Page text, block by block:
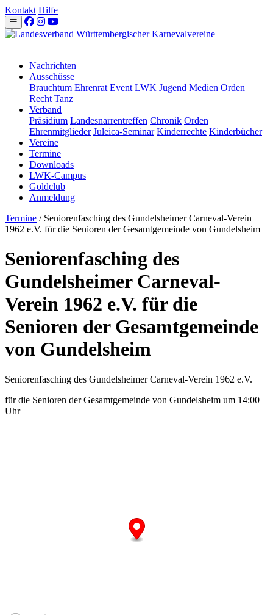
Kontakt Hilfe
Nachrichten
Ausschüsse
Brauchtum Ehrenrat Event LWK Jugend Medien Orden
Recht Tanz
Verband
Präsidium Landesnarrentreffen Chronik Orden
Ehrenmitglieder Juleica-Seminar Kinderrechte Kinderbücher
Vereine
Termine
Downloads
LWK-Campus
Goldclub
Anmeldung
Termine /Seniorenfasching des Gundelsheimer Carneval-Verein
1962 e.V. für die Senioren der Gesamtgemeinde von Gundelsheim
Seniorenfasching des
Gundelsheimer Carneval-
Verein 1962 e.V. für die
Senioren der Gesamtgemeinde
von Gundelsheim
Seniorenfasching des Gundelsheimer Carneval-Verein 1962 e.V.
für die Senioren der Gesamtgemeinde von Gundelsheim um 14:00
Uhr